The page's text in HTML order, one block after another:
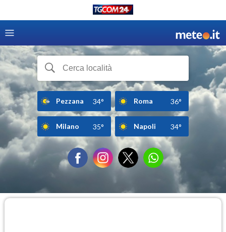
Pezzana 34° Roma 36°
Milano 35° Napoli 34°